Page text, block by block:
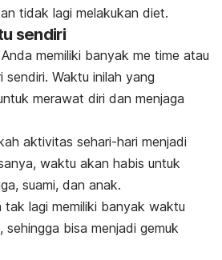
tidak lagi melakukan diet.
sendiri
memiliki banyak me time atau
Waktu inilah yang
merawat diri dan menjaga
aktivitas sehari-hari menjadi
waktu akan habis untuk
suami, dan anak.
tak lagi memiliki banyak waktu
bisa menjadi gemuk